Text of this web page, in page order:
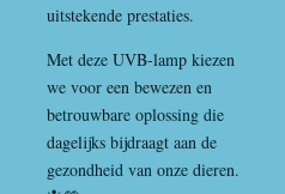
uitstekende prestaties.
Met deze UVB-lamp kiezen
we voor een bewezen en
betrouwbare oplossing die
dagelijks bijdraagt aan de
gezondheid van onze dieren.